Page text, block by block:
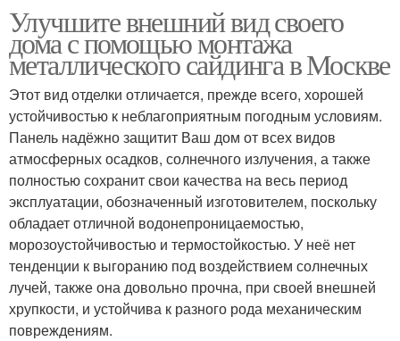
Улучшите внешний вид своего
дома с помощью монтажа
металлического сайдинга в Москве
Этот вид отделки отличается, прежде всего, хорошей
устойчивостью к неблагоприятным погодным условиям.
Панель надёжно защитит Ваш дом от всех видов
атмосферных осадков, солнечного излучения, а также
полностью сохранит свои качества на весь период
эксплуатации, обозначенный изготовителем, поскольку
обладает отличной водонепроницаемостью,
морозоустойчивостью и термостойкостью. У неё нет
тенденции к выгоранию под воздействием солнечных
лучей, также она довольно прочна, при своей внешней
хрупкости, и устойчива к разного рода механическим
повреждениям.